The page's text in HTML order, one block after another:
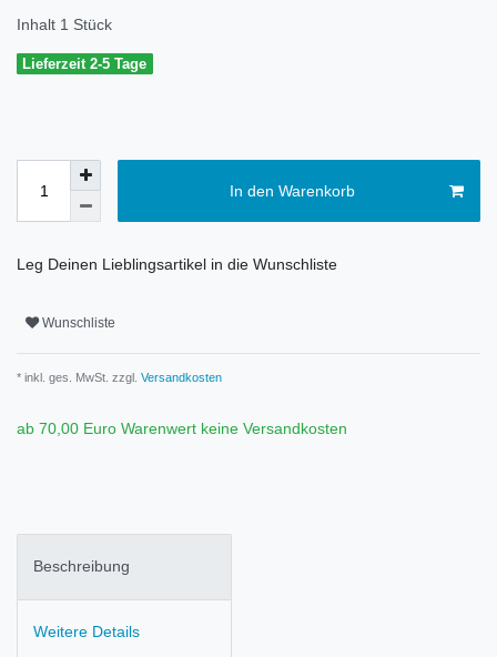
Inhalt 1 Stück
Lieferzeit 2-5 Tage
In den Warenkorb
Leg Deinen Lieblingsartikel in die Wunschliste
Wunschliste
* inkl. ges. MwSt. zzgl. Versandkosten
ab 70,00 Euro Warenwert keine Versandkosten
Beschreibung
Weitere Details